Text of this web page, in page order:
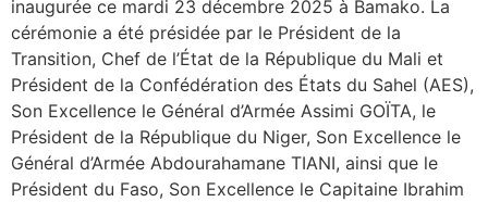
inaugurée ce mardi 23 décembre 2025 à Bamako. La
cérémonie a été présidée par le Président de la
Transition, Chef de l’État de la République du Mali et
Président de la Confédération des États du Sahel (AES),
Son Excellence le Général d’Armée Assimi GOÏTA, le
Président de la République du Niger, Son Excellence le
Général d’Armée Abdourahamane TIANI, ainsi que le
Président du Faso, Son Excellence le Capitaine Ibrahim